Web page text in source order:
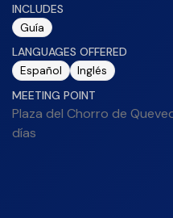
INCLUDES
Guía
LANGUAGES OFFERED
Español Inglés
MEETING POINT
Plaza del Chorro de
días